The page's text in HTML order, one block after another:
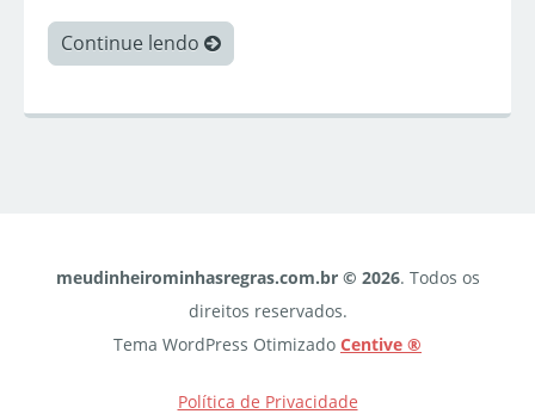
Continue lendo
meudinheirominhasregras.com.br © 2026. Todos os
direitos reservados.
Tema WordPress Otimizado Centive ®
Política de Privacidade